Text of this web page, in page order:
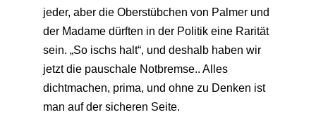
jeder, aber die Oberstübchen von Palmer und
der Madame dürften in der Politik eine Rarität
sein. „So ischs halt“, und deshalb haben wir
jetzt die pauschale Notbremse.. Alles
dichtmachen, prima, und ohne zu Denken ist
man auf der sicheren Seite.